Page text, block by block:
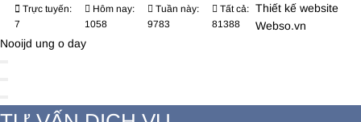
Trực tuyến:
7
Hôm nay:
1058
Tuần này:
9783
Tất cả:
81388
Thiết kế website
Webso.vn
Nooijd ung o day